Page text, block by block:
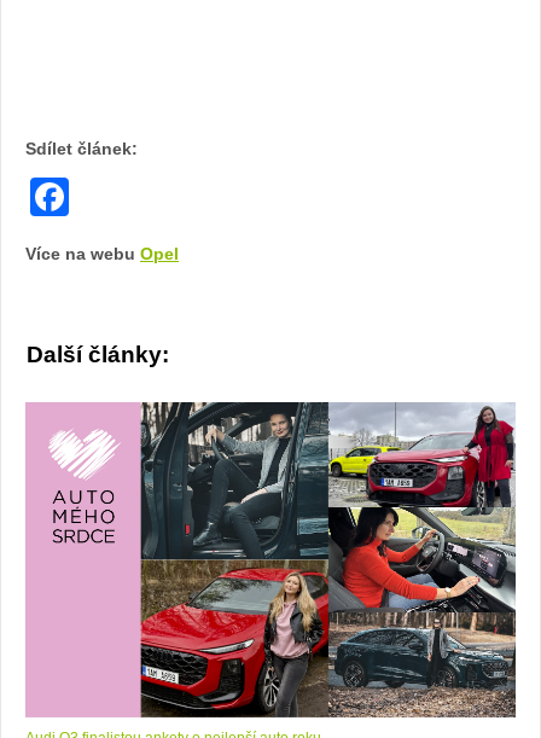
Sdílet článek:
Více na webu Opel
Další články: